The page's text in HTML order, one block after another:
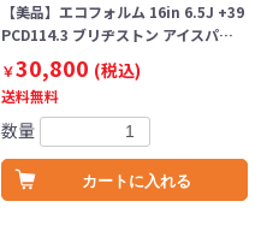
【美品】エコフォルム 16in 6.5J +39
PCD114.3 ブリヂストン アイスパ…
￥30,800 (税込)
送料無料
数量
カートに入れる